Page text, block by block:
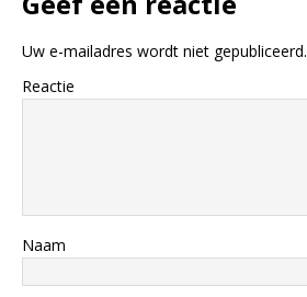
Uw e-mailadres wordt niet gepubliceerd.
Reactie
Naam